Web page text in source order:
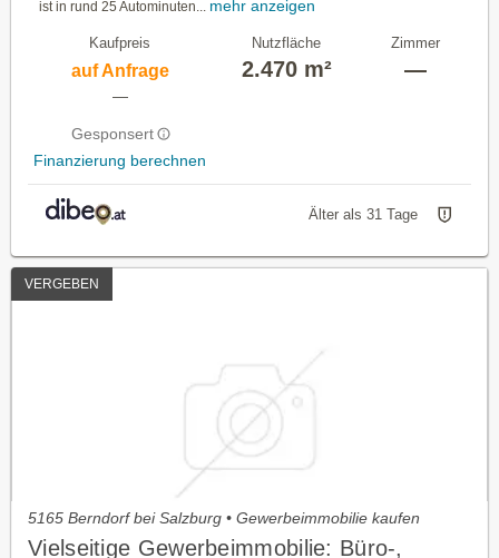
ist in rund 25 Autominuten...
mehr anzeigen
Kaufpreis
auf Anfrage
—
Gesponsert
Finanzierung berechnen
Nutzfläche
2.470 m²
Zimmer
—
Älter als 31 Tage
VERGEBEN
5165 Berndorf bei Salzburg • Gewerbeimmobilie kaufen
Vielseitige Gewerbeimmobilie: Büro-,